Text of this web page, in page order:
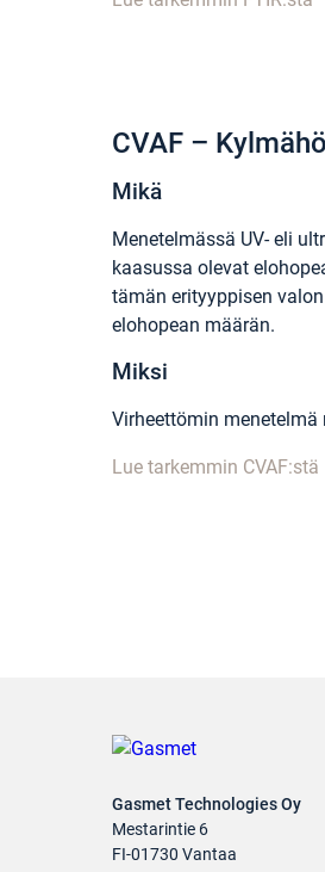
CVAF –
Mikä
Menetelmässä UV- eli
kaasussa olevat
tämän erityyppisen
elohopean määrän.
Miksi
Virheettömin
Lue tarkemmin CVAF:stä
Gasmet Technologies Oy
Mestarintie 6
FI-01730 Vantaa